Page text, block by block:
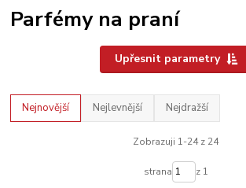
Parfémy na praní
Upřesnit parametry
Nejnovější Nejlevnější Nejdražší
Zobrazuji 1-24 z 24
strana z 1